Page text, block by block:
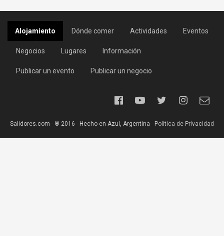
Alojamiento Dónde comer Actividades Eventos
Negocios Lugares Información
Publicar un evento Publicar un negocio
Salidores.com - ® 2016 - Hecho en Azul, Argentina - Política de Privacidad